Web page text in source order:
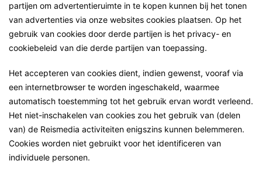
partijen om advertentieruimte in te kopen kunnen bij het tonen
van advertenties via onze websites cookies plaatsen. Op het
gebruik van cookies door derde partijen is het privacy- en
cookiebeleid van die derde partijen van toepassing.
Het accepteren van cookies dient, indien gewenst, vooraf via
een internetbrowser te worden ingeschakeld, waarmee
automatisch toestemming tot het gebruik ervan wordt verleend.
Het niet-inschakelen van cookies zou het gebruik van (delen
van) de Reismedia activiteiten enigszins kunnen belemmeren.
Cookies worden niet gebruikt voor het identificeren van
individuele personen.